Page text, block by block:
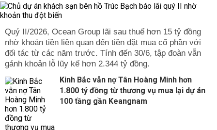
Quý II/2026, Ocean Group lãi sau thuế hơn 15 tỷ đồng
nhờ khoản tiền liên quan đến tiền đặt mua cổ phần với
đối tác từ các năm trước. Tính đến 30/6, tập đoàn vẫn
gánh khoản lỗ lũy kế hơn 2.344 tỷ đồng.
Kinh Bắc vẫn nợ Tân Hoàng Minh hơn
1.800 tỷ đồng từ thương vụ mua lại dự án
100 tầng gần Keangnam